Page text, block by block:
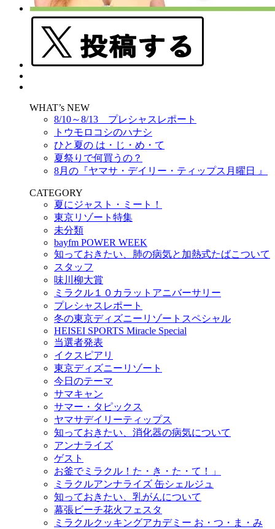
WHAT’s NEW
8/10～8/13 プレシャスレポート
トウモロコシのハナシ
ひと夏の は・じ・め・て
夏祭りで何買うの？
8月の『ヤマサ・デイリー・ティップス月曜日 』
CATEGORY
夏にジャスト・ミート！
東京リゾート特集
未分類
bayfm POWER WEEK
知っておきたい、肺の病気と加熱式たばこついて
スタッフ
味川柳大賞
ミラクル１０カラットアニバーサリー
プレシャスレポート
冬の東京ディズニーリゾートスペシャル
HEISEI SPORTS Miracle Special
当選者発表
イクスピアリ
東京ディズニーリゾート
今日のテーマ
サマキャン
サマー・タピックス
ヤマサデイリーティップス
知っておきたい、消化器の病気について
アンナライズ
ゲスト
お釜でミラクル！た・き・た・て！」
ミラクルアンナライズ 缶シェルジュ
知っておきたい、乳がんについて
幕張ビーチ花火フェスタ
ミラクルクッキングアカデミー お・つ・ま・み